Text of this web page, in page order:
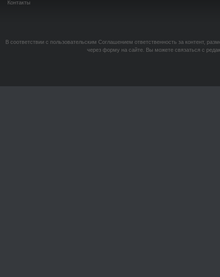
Контакты
В соответствии с пользовательским Соглашением ответственность за контент,
через форму на сайте. Вы можете связаться с